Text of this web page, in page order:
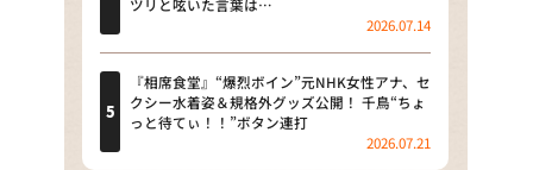
新婚さんいらっしゃい！
ポツンと一軒家
ザキ山小屋本館
ツリと呟いた言葉は…
2026.07.14
『相席食堂』“爆烈ボイン”元NHK女性アナ、セ
クシー水着姿＆規格外グッズ公開！ 千鳥“ちょ
っと待てぃ！！”ボタン連打
2026.07.21